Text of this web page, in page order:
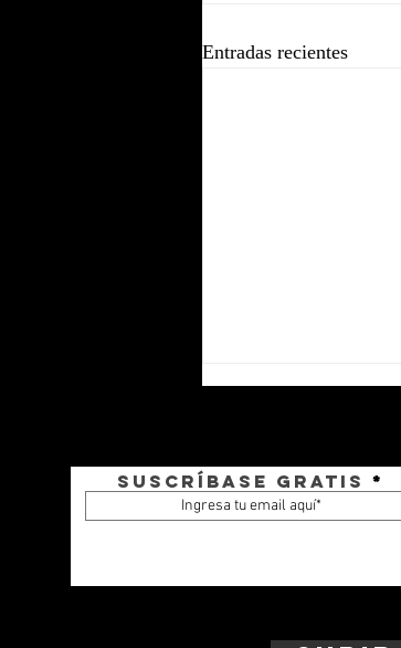
Entradas recientes
Suscríbase gratis